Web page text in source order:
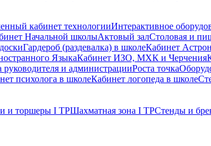
кабинет технологииИнтерактивное
Начальной школыАктовый залСтоловая и
Гардероб (раздевалка) в школеКабинет
ЯзыкаКабинет ИЗО, МХК и Черчения
и администрацииРоста точка
психолога в школеКабинет логопеда в школе
и торшеры I ТРШахматная зона I ТРСтенды и